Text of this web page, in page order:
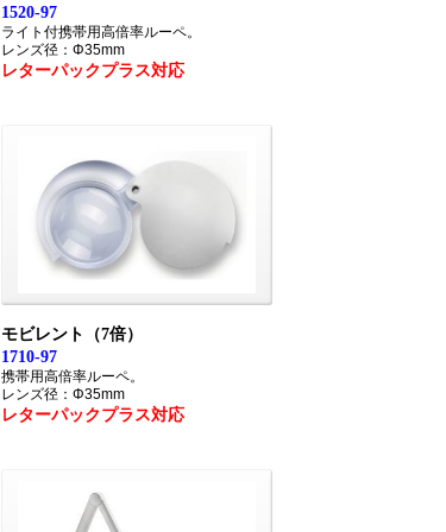
1520-97
ライト付携帯用高倍率ルーペ。
レンズ径：Φ35mm
レターパックプラス対応
モビレント（7倍）
1710-97
携帯用高倍率ルーペ。
レンズ径：Φ35mm
レターパックプラス対応